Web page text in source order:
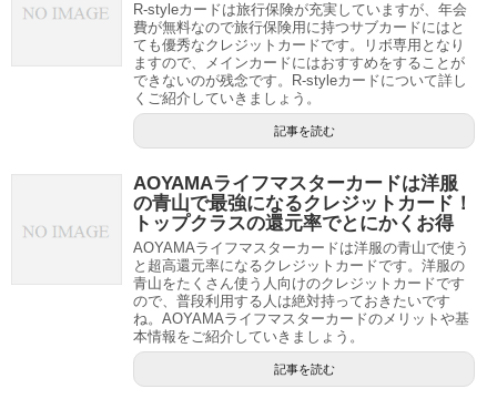
R-styleカードは旅行保険が充実していますが、年会
費が無料なので旅行保険用に持つサブカードにはと
ても優秀なクレジットカードです。リボ専用となり
ますので、メインカードにはおすすめをすることが
できないのが残念です。R-styleカードについて詳し
くご紹介していきましょう。
記事を読む
AOYAMAライフマスターカードは洋服
の青山で最強になるクレジットカード！
トップクラスの還元率でとにかくお得
AOYAMAライフマスターカードは洋服の青山で使う
と超高還元率になるクレジットカードです。洋服の
青山をたくさん使う人向けのクレジットカードです
ので、普段利用する人は絶対持っておきたいです
ね。AOYAMAライフマスターカードのメリットや基
本情報をご紹介していきましょう。
記事を読む